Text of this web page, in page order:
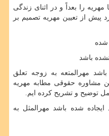
را بعداً و در اثنای زندگی
پیش از تعیین مهریه تصمیم بر
مهرالمتعه به زوجه تعلق
مشاوره حقوقی مطابه مهریه
توضیح و تشریح کرده ایم.
شده باشد مهرالمثل به